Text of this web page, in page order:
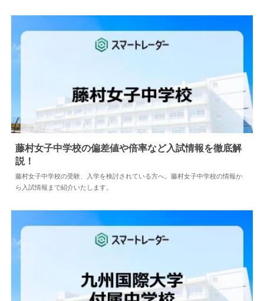
中学情報 2026.08.04
藤村女子中学校の偏差値や倍率など入試情報を徹底解
説！
藤村女子中学校の受験、入学を検討されている方へ。藤村女子中学校の情報か
ら入試情報まで紹介いたします。